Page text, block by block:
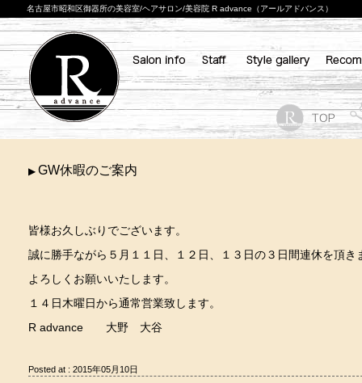
名古屋市昭和区御器所の美容室/ヘアサロン/美容院 R advance（アールアドバンス）
▶ GW休暇のご案内
皆様お久しぶりでございます。
誠に勝手ながら５月１１日、１２日、１３日の３日間連休を頂き
よろしくお願いいたします。
１４日木曜日から通常営業致します。
R advance 大野 大谷
Posted at : 2015年05月10日